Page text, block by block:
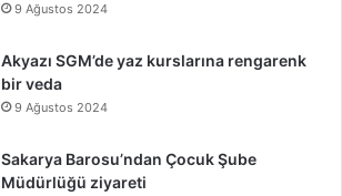
9 Ağustos 2024
Akyazı SGM’de yaz kurslarına rengarenk
bir veda
9 Ağustos 2024
Sakarya Barosu’ndan Çocuk Şube
Müdürlüğü ziyareti